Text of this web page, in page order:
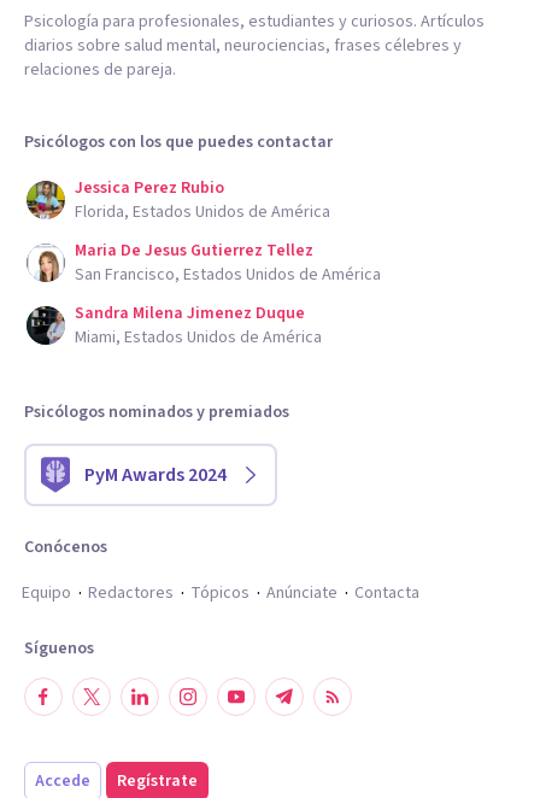
Psicología para profesionales, estudiantes y curiosos. Artículos
diarios sobre salud mental, neurociencias, frases célebres y
relaciones de pareja.
Psicólogos con los que puedes contactar
Jessica Perez Rubio
Florida, Estados Unidos de América
Maria De Jesus Gutierrez Tellez
San Francisco, Estados Unidos de América
Sandra Milena Jimenez Duque
Miami, Estados Unidos de América
Psicólogos nominados y premiados
PyM Awards 2024
Conócenos
Equipo
Redactores Tópicos Anúnciate Contacta
Síguenos
Accede Regístrate